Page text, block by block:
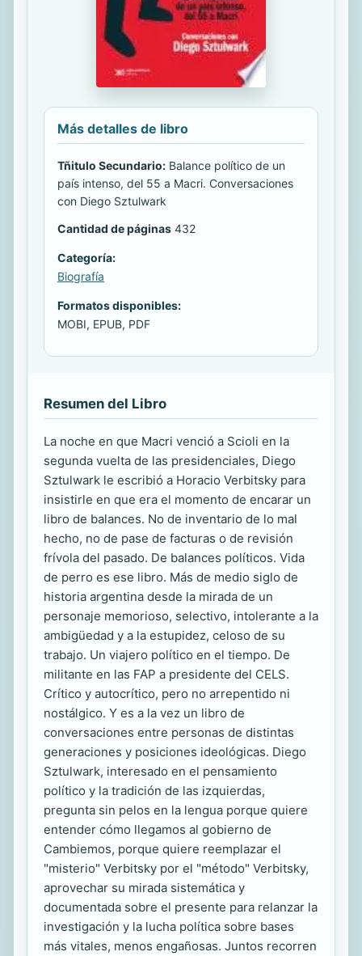
Más detalles de libro
Tñitulo Secundario: Balance político de un
país intenso, del 55 a Macri. Conversaciones
con Diego Sztulwark
Cantidad de páginas 432
Categoría:
Biografía
Formatos disponibles:
MOBI, EPUB, PDF
Resumen del Libro
La noche en que Macri venció a Scioli en la
segunda vuelta de las presidenciales, Diego
Sztulwark le escribió a Horacio Verbitsky para
insistirle en que era el momento de encarar un
libro de balances. No de inventario de lo mal
hecho, no de pase de facturas o de revisión
frívola del pasado. De balances políticos. Vida
de perro es ese libro. Más de medio siglo de
historia argentina desde la mirada de un
personaje memorioso, selectivo, intolerante a la
ambigüedad y a la estupidez, celoso de su
trabajo. Un viajero político en el tiempo. De
militante en las FAP a presidente del CELS.
Crítico y autocrítico, pero no arrepentido ni
nostálgico. Y es a la vez un libro de
conversaciones entre personas de distintas
generaciones y posiciones ideológicas. Diego
Sztulwark, interesado en el pensamiento
político y la tradición de las izquierdas,
pregunta sin pelos en la lengua porque quiere
entender cómo llegamos al gobierno de
Cambiemos, porque quiere reemplazar el
"misterio" Verbitsky por el "método" Verbitsky,
aprovechar su mirada sistemática y
documentada sobre el presente para relanzar la
investigación y la lucha política sobre bases
más vitales, menos engañosas. Juntos recorren